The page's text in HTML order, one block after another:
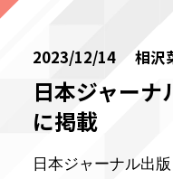
2023/12/14 相沢
日本ジャーナ
に掲載
日本ジャーナル出